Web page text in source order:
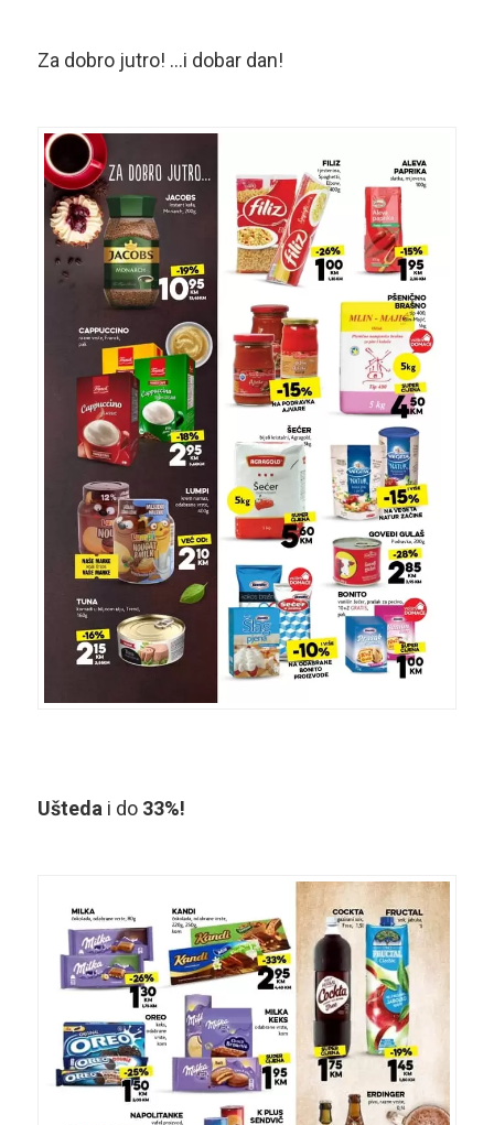
Za dobro jutro! …i dobar dan!
Ušteda i do33%!